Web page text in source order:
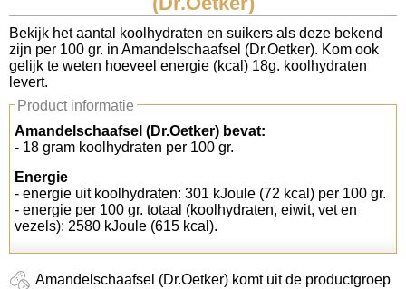
Koolhydraten tellen
Links
Bekijk het aantal koolhydraten en suikers als deze bekend
zijn per 100 gr. in Amandelschaafsel (Dr.Oetker). Kom ook
gelijk te weten hoeveel energie (kcal) 18g. koolhydraten
levert.
Product informatie
Amandelschaafsel (Dr.Oetker) bevat:
- 18 gram koolhydraten per 100 gr.
Energie
- energie uit koolhydraten: 301 kJoule (72 kcal) per 100 gr.
- energie per 100 gr. totaal (koolhydraten, eiwit, vet en
vezels): 2580 kJoule (615 kcal).
Amandelschaafsel (Dr.Oetker) komt uit de productgroep